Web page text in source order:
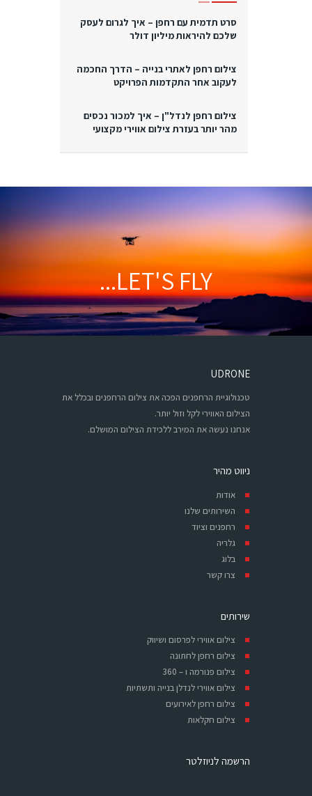
סרט תדמית עם רחפן – איך לגרום לעסק
שלכם להיראות מיליון דולר
צילום רחפן לאתרי בנייה – הדרך החכמה
לעקוב אחר התקדמות הפרויקט
צילום רחפן לנדל"ן – איך למכור נכסים
מהר יותר בעזרת צילום אווירי מקצועי
LET'S FLY...
UDRONE
טכנולוגיית הרחפנים הפכה את צילום הרחפנים ובכלל את
הצילום האווירי לקל וזול יותר.
אנחנו נעשה את המירב ללכידת הצילום המושלם.
ניווט מהיר
אודות
השירותים שלנו
רחפנים וציוד
גלריה
בלוג
צרו קשר
שירותים
צילום אווירי לפרסום ושיווק
צילום רחפן לחתונה
צילום פנורמה ו – 360
צילום אווירי לנדלן בנייה ותשתיות
צילום רחפן לאירועים
צילום חקלאות
הרשמה לניוזלטר